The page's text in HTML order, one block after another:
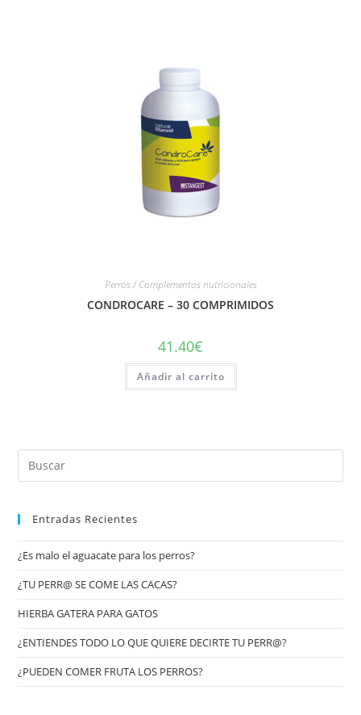
Perros / Complementos nutricionales
CONDROCARE – 30 COMPRIMIDOS
41.40€
Añadir al carrito
Entradas Recientes
¿Es malo el aguacate para los perros?
¿TU PERR@ SE COME LAS CACAS?
HIERBA GATERA PARA GATOS
¿ENTIENDES TODO LO QUE QUIERE DECIRTE TU PERR@?
¿PUEDEN COMER FRUTA LOS PERROS?